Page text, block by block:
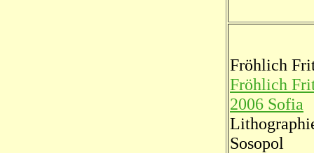
Fröhlich
Fröhlich
2006 Sofia
Sosopol